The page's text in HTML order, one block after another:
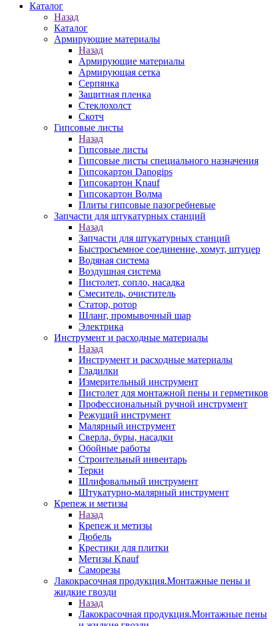
Каталог
Назад
Каталог
Армирующие материалы
Назад
Армирующие материалы
Армирующая сетка
Серпянка
Защитная пленка
Стеклохолст
Скотч
Гипсовые листы
Назад
Гипсовые листы
Гипсовые листы специального назначения
Гипсокартон Danogips
Гипсокартон Knauf
Гипсокартон Волма
Плиты гипсовые пазогребневые
Запчасти для штукатурных станций
Назад
Запчасти для штукатурных станций
Быстросъемное соединение, хомут, штуцер
Водяная система
Воздушная система
Пистолет, сопло, насадка
Смеситель, очиститель
Статор, ротор
Шланг, промывочный шар
Электрика
Инструмент и расходные материалы
Назад
Инструмент и расходные материалы
Гладилки
Измерительный инструмент
Пистолет для монтажной пены и герметиков
Профессиональный ручной инструмент
Режущий инструмент
Малярный инструмент
Сверла, буры, насадки
Обойные работы
Строительный инвентарь
Терки
Шлифовальный инструмент
Штукатурно-малярный инструмент
Крепеж и метизы
Назад
Крепеж и метизы
Дюбель
Крестики для плитки
Метизы Knauf
Саморезы
Лакокрасочная продукция.Монтажные пены и
жидкие гвозди
Назад
Лакокрасочная продукция.Монтажные пены